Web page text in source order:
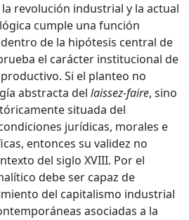
revolución industrial y la actual
cumple una función
de la hipótesis central de
el carácter institucional de
Si el planteo no
abstracta del laissez-faire, sino
situada del
jurídicas, morales e
entonces su validez no
del siglo XVIII. Por el
debe ser capaz de
del capitalismo industrial
asociadas a la